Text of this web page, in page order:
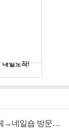
→네일숍 방문…